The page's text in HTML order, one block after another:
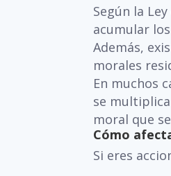
Según la
acumular
Además,
morales
En muchos
se
moral que
Cómo
Si eres